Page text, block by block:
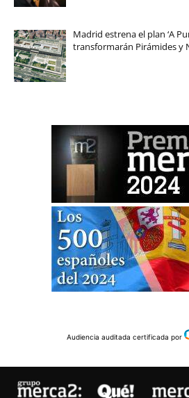
Madrid estrena el plan ‘A
transformarán Pirámides y
Audiencia auditada certificada por